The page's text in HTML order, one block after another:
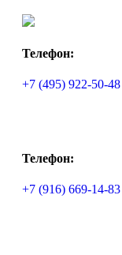
Телефон:
+7 (495) 922-50-48
Телефон:
+7 (916) 669-14-83